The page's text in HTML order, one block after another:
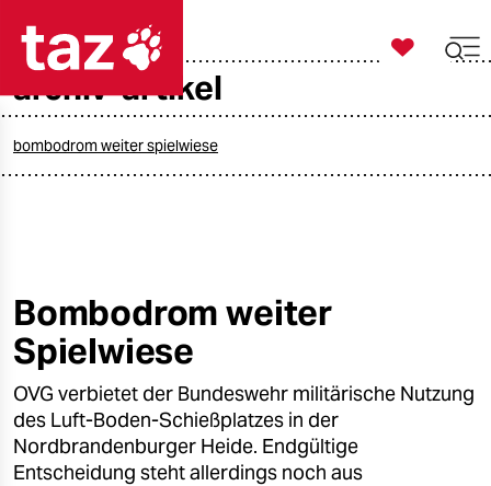
taz zahl ich
öko
gesellschaft
kultur
sport

taz zahl ich
archiv-artikel
bombodrom weiter spielwiese
Bombodrom weiter
Spielwiese
OVG verbietet der Bundeswehr militärische Nutzung
des Luft-Boden-Schießplatzes in der
Nordbrandenburger Heide. Endgültige
Entscheidung steht allerdings noch aus